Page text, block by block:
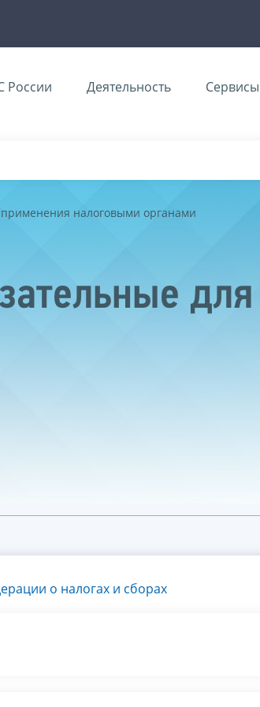
России Деятельность Сервисы
налоговыми органами
о налогах и сборах